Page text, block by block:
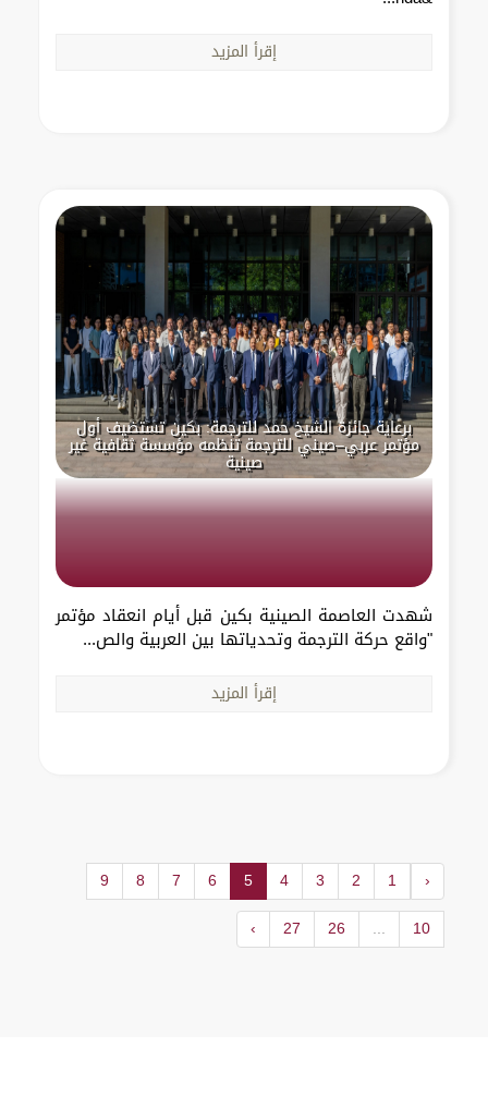
إقرأ المزيد
برعاية جائزة الشيخ حمد للترجمة: بكين تستضيف أول
مؤتمر عربي–صيني للترجمة تنظمه مؤسسة ثقافية غير
صينية
شهدت العاصمة الصينية بكين قبل أيام انعقاد مؤتمر
"واقع حركة الترجمة وتحدياتها بين العربية والص...
إقرأ المزيد
‹
1
2
3
4
5
6
7
8
9
10
...
26
27
›